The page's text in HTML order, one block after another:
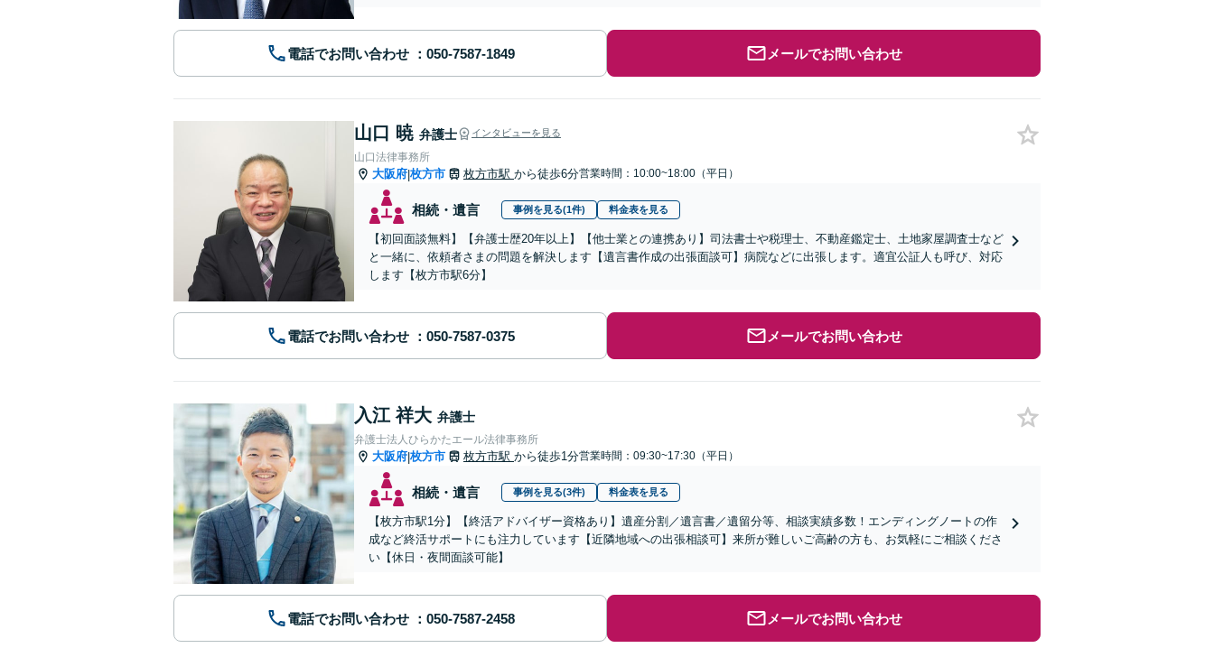
電話でお問い合わせ メールでお問い合わせ
山口 暁 弁護士 インタビューを見る
山口法律事務所
大阪府|枚方市 枚方市駅 から徒歩6分営業時間：10:00~18:00（平日）
相続・遺言 事例を見る(1件) 料金表を見る
【初回面談無料】【弁護士歴20年以上】【他士業との連携あり】司法書士や税理士、不動産鑑定士、土地家屋調査士など
と一緒に、依頼者さまの問題を解決します【遺言書作成の出張面談可】病院などに出張します。適宜公証人も呼び、対応
します【枚方市駅6分】
電話でお問い合わせ メールでお問い合わせ
入江 祥大 弁護士
弁護士法人ひらかたエール法律事務所
大阪府|枚方市 枚方市駅 から徒歩1分営業時間：09:30~17:30（平日）
相続・遺言 事例を見る(3件) 料金表を見る
【枚方市駅1分】【終活アドバイザー資格あり】遺産分割／遺言書／遺留分等、相談実績多数！エンディングノートの作
成など終活サポートにも注力しています【近隣地域への出張相談可】来所が難しいご高齢の方も、お気軽にご相談くださ
い【休日・夜間面談可能】
電話でお問い合わせ メールでお問い合わせ